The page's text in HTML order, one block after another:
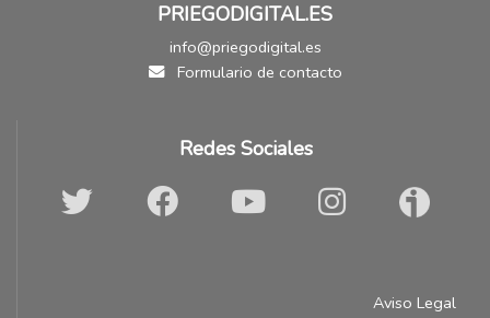
PRIEGODIGITAL.ES
info@priegodigital.es
Formulario de contacto
Redes Sociales
Aviso Legal